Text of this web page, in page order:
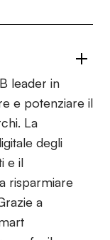
leader in
e potenziare il
La
degli
e il
risparmiare
a